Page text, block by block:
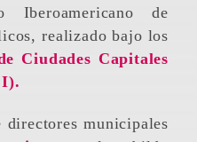
Iberoamericano de
realizado bajo los
Ciudades Capitales